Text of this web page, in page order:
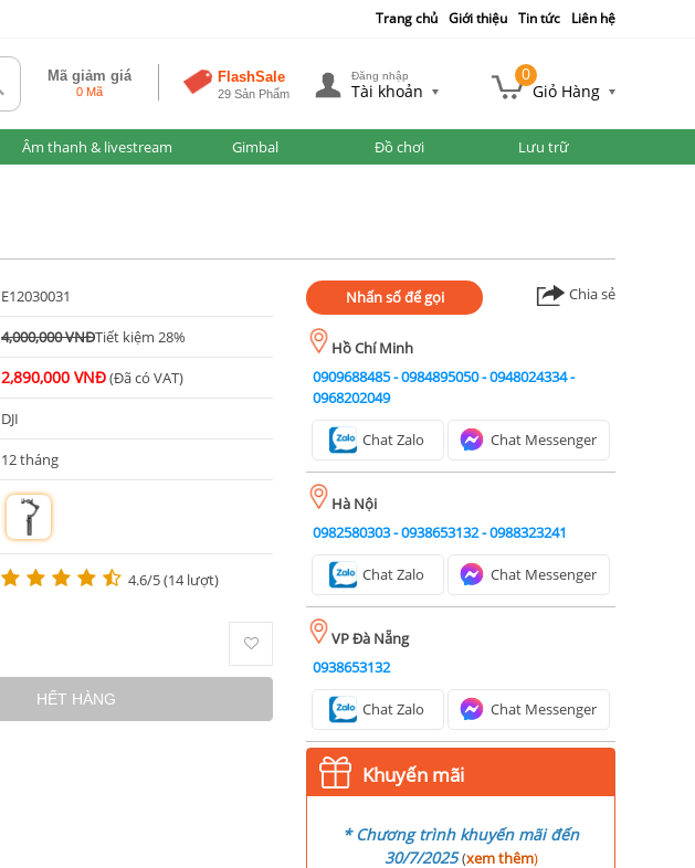
Trang chủ Giới thiệu Tin tức Liên hệ
Mã giảm giá
0 Mã
FlashSale
29 Sản Phẩm
Đăng nhập
Tài khoản
0
Giỏ Hàng
Âm thanh & livestream Gimbal Đồ chơi Lưu trữ
E12030031
4,000,000 VNĐTiết kiệm 28%
2,890,000 VNĐ(Đã có VAT)
DJI
12 tháng
m
4.6/5 (14 lượt)
HẾT HÀNG
Nhấn số để gọi Chia sẻ
Hồ Chí Minh
0909688485-0984895050-0948024334-
0968202049
Chat Zalo Chat Messenger
Hà Nội
0982580303-0938653132-0988323241
Chat Zalo Chat Messenger
VP Đà Nẵng
0938653132
Chat Zalo Chat Messenger
Khuyến mãi
* Chương trình khuyến mãi đến
30/7/2025 (xem thêm)